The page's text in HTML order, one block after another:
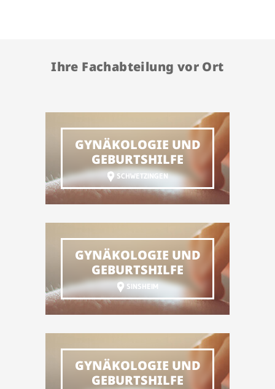
Ihre Fachabteilung vor Ort
GYNÄKOLOGIE UND
GEBURTSHILFE
SCHWETZINGEN
GYNÄKOLOGIE UND
GEBURTSHILFE
SINSHEIM
GYNÄKOLOGIE UND
GEBURTSHILFE